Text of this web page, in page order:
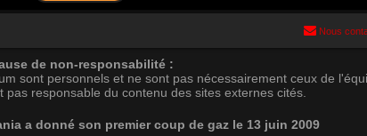
Nous
de non-responsabilité :
sont personnels et ne sont pas nécessairement ceux de
pas responsable du contenu des sites externes cités.
a donné son premier coup de gaz le 13 juin 2009